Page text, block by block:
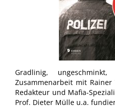
Gradlinig,
Zusammenarbeit mit Rainer
Redakteur und Mafia-
Prof. Dieter Mülle u.a.